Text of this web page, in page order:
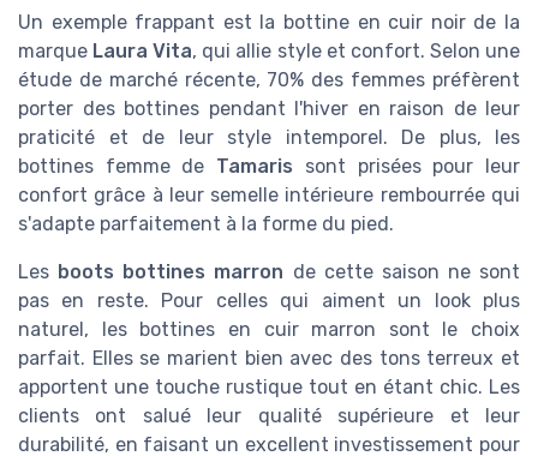
Un exemple frappant est la bottine en cuir noir de la
marque Laura Vita, qui allie style et confort. Selon une
étude de marché récente, 70% des femmes préfèrent
porter des bottines pendant l'hiver en raison de leur
praticité et de leur style intemporel. De plus, les
bottines femme de Tamaris sont prisées pour leur
confort grâce à leur semelle intérieure rembourrée qui
s'adapte parfaitement à la forme du pied.
Les boots bottines marron de cette saison ne sont
pas en reste. Pour celles qui aiment un look plus
naturel, les bottines en cuir marron sont le choix
parfait. Elles se marient bien avec des tons terreux et
apportent une touche rustique tout en étant chic. Les
clients ont salué leur qualité supérieure et leur
durabilité, en faisant un excellent investissement pour